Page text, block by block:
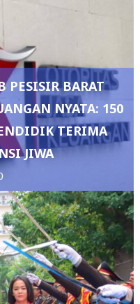
PESISIR BARAT
NYATA: 150
TERIMA
JIWA